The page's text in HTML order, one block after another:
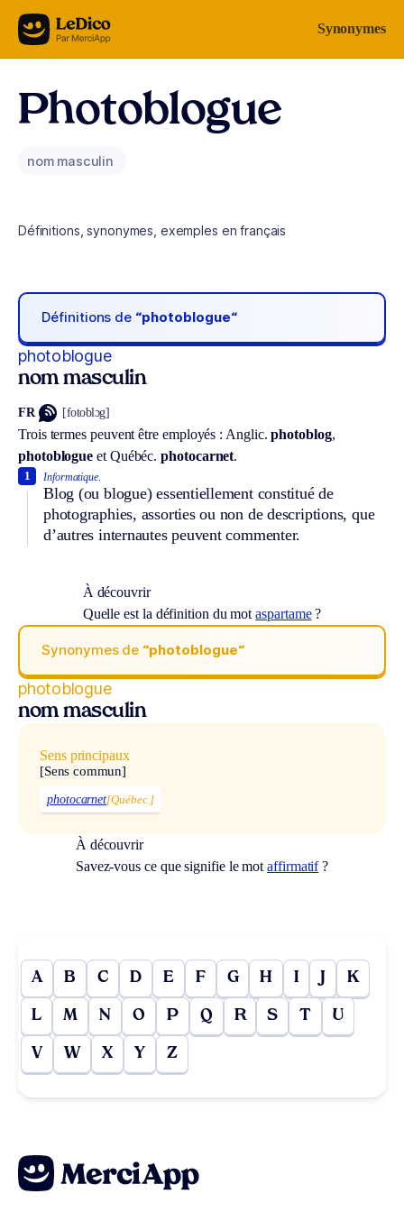
Aller au contenu Synonymes
Photoblogue
nom masculin
Définitions, synonymes, exemples en français
Définitions de “photoblogue“
photoblogue
nom masculin
FR [fotoblɔg]
Trois termes peuvent être employés : Anglic. photoblog,
photoblogue et Québéc. photocarnet.
Informatique.
Blog (ou blogue) essentiellement constitué de
photographies, assorties ou non de descriptions, que
d’autres internautes peuvent commenter.
1
À découvrir
Quelle est la définition du motaspartame?
Synonymes de “photoblogue“
photoblogue
nom masculin
Sens principaux
[Sens commun]
photocarnet[Québec.]
À découvrir
Savez-vous ce que signifie le motaffirmatif?
A B C D E F G H I J K
L M N O P Q R S T U
V W X Y Z